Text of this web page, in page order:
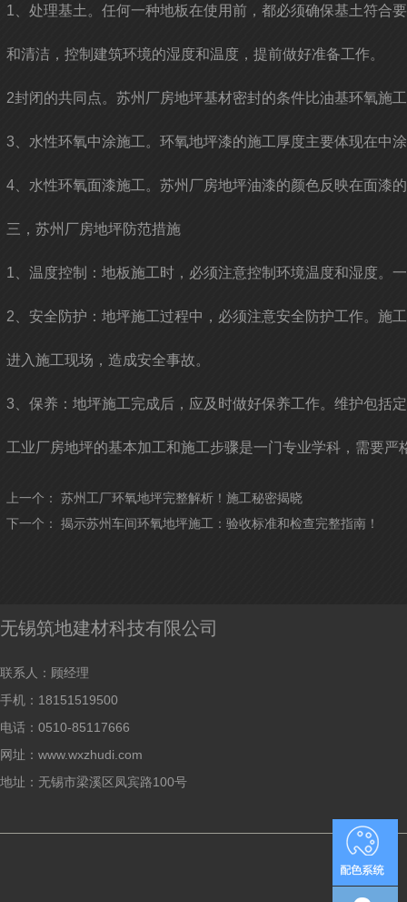
1、处理基土。任何一种地板在使用前，都必须确保基土符合
和清洁，控制建筑环境的湿度和温度，提前做好准备工作。
2封闭的共同点。苏州厂房地坪基材密封的条件比油基环氧施
3、水性环氧中涂施工。环氧地坪漆的施工厚度主要体现在中
4、水性环氧面漆施工。苏州厂房地坪油漆的颜色反映在面漆
三，苏州厂房地坪防范措施
1、温度控制：地板施工时，必须注意控制环境温度和湿度。
2、安全防护：地坪施工过程中，必须注意安全防护工作。施
进入施工现场，造成安全事故。
3、保养：地坪施工完成后，应及时做好保养工作。维护包括
工业厂房地坪的基本加工和施工步骤是一门专业学科，需要
上一个： 苏州工厂环氧地坪完整解析！施工秘密揭晓
下一个： 揭示苏州车间环氧地坪施工：验收标准和检查完整指南！
无锡筑地建材科技有限公司
联系人：顾经理
手机：18151519500
电话：0510-85117666
网址：www.wxzhudi.com
地址：无锡市梁溪区凤宾路100号